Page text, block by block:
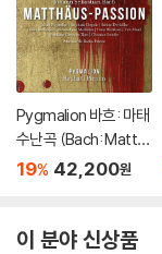
Pygmalion 바흐: 마태
수난곡 (Bach: Matth
aus-Passion BWV2
19% 42,200원
이 분야 신상품